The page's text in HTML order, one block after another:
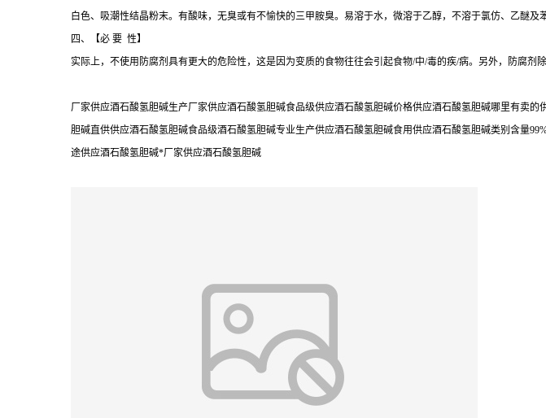
白色、吸潮性结晶粉末。有酸味，无臭或有不愉快的三甲胺臭。易溶于水，微溶于乙醇，不溶于氯仿、乙醚及苯
四、【必 要 性】
实际上，不使用防腐剂具有更大的危险性，这是因为变质的食物往往会引起食物/中/毒的疾/病。另外，防腐剂
厂家供应酒石酸氢胆碱生产厂家供应酒石酸氢胆碱食品级供应酒石酸氢胆碱价格供应酒石酸氢胆碱哪里有卖
胆碱直供供应酒石酸氢胆碱食品级酒石酸氢胆碱专业生产供应酒石酸氢胆碱食用供应酒石酸氢胆碱类别含量
途供应酒石酸氢胆碱*厂家供应酒石酸氢胆碱